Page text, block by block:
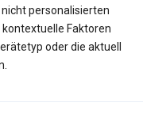
personalisierten
Faktoren
oder die aktuell